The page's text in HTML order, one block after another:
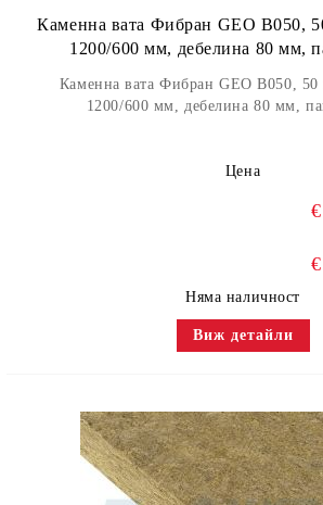
Каменна вата Фибран GEO B050,
1200/600 мм, дебелина 80 мм,
Каменна вата Фибран GEO B050, 50
1200/600 мм, дебелина 80 мм,
Цена
Няма наличност
Виж детайли